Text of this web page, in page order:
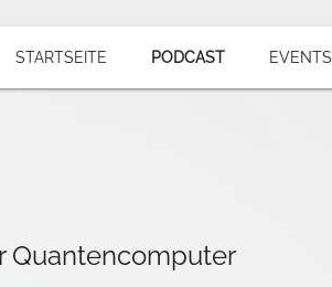
STARTSEITE PODCAST EVENTS
Quantencomputer